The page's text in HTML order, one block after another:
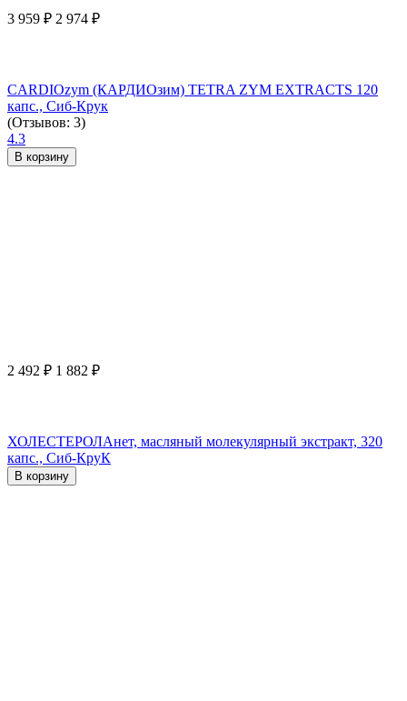
3 959 ₽ 2 974 ₽
CARDIOzym (КАРДИОзим) TETRA ZYM EXTRACTS 120
капс., Сиб-Крук
(Отзывов: 3)
4.3
В корзину
2 492 ₽ 1 882 ₽
ХОЛЕСТЕРОЛАнет, масляный молекулярный экстракт, 320
капс., Сиб-КруК
В корзину